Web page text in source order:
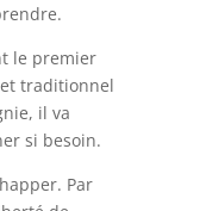
le premier
traditionnel
il va
si besoin.
Par